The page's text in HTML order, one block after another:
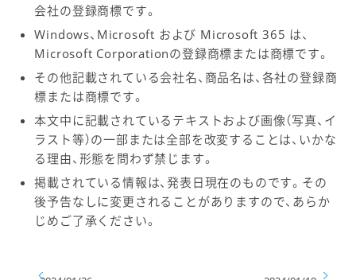
会社の登録商標です。
Windows、Microsoft および Microsoft 365 は、
Microsoft Corporationの登録商標または商標です。
その他記載されている会社名、商品名は、各社の登録商
標または商標です。
本文中に記載されているテキストおよび画像（写真、イ
ラスト等）の一部または全部を改変することは、いかな
る理由、形態を問わず禁じます。
掲載されている情報は、発表日現在のものです。その
後予告なしに変更されることがありますので、あらか
じめご了承ください。